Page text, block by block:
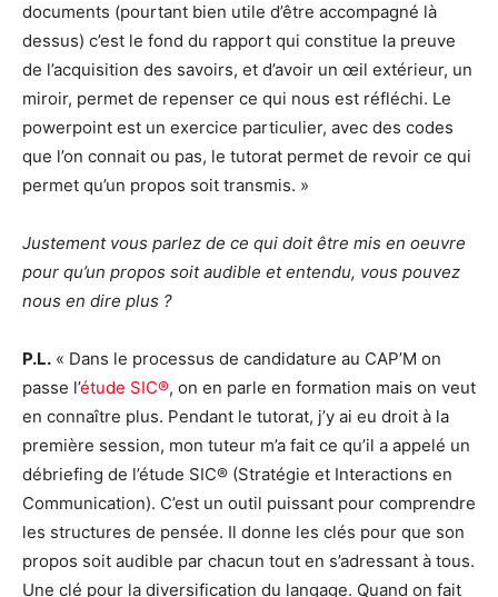
documents (pourtant bien utile d’être accompagné là
dessus) c’est le fond du rapport qui constitue la preuve
de l’acquisition des savoirs, et d’avoir un œil extérieur, un
miroir, permet de repenser ce qui nous est réfléchi. Le
powerpoint est un exercice particulier, avec des codes
que l’on connait ou pas, le tutorat permet de revoir ce qui
permet qu’un propos soit transmis. »
Justement vous parlez de ce qui doit être mis en oeuvre
pour qu’un propos soit audible et entendu, vous pouvez
nous en dire plus ?
P.L. « Dans le processus de candidature au CAP’M on
passe l’étude SIC®, on en parle en formation mais on veut
en connaître plus. Pendant le tutorat, j’y ai eu droit à la
première session, mon tuteur m’a fait ce qu’il a appelé un
débriefing de l’étude SIC® (Stratégie et Interactions en
Communication). C’est un outil puissant pour comprendre
les structures de pensée. Il donne les clés pour que son
propos soit audible par chacun tout en s’adressant à tous.
Une clé pour la diversification du langage. Quand on fait